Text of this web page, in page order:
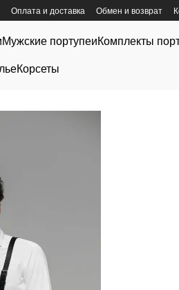
Оплата и доставка Обмен и возврат
Мужские портупеиКомплекты
Корсеты